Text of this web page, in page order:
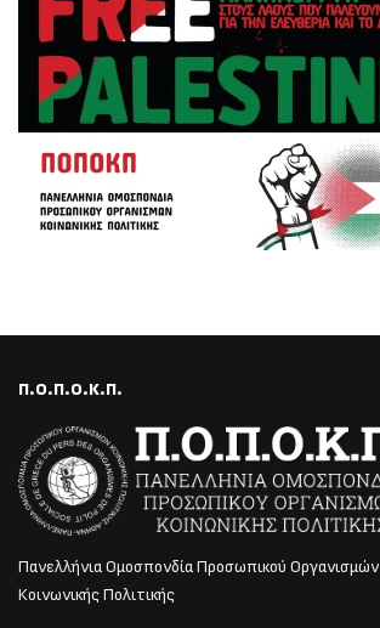
Π.Ο.Π.Ο.Κ.Π.
Πανελλήνια Ομοσπονδία Προσωπικού Οργανισμών
Κοινωνικής Πολιτικής